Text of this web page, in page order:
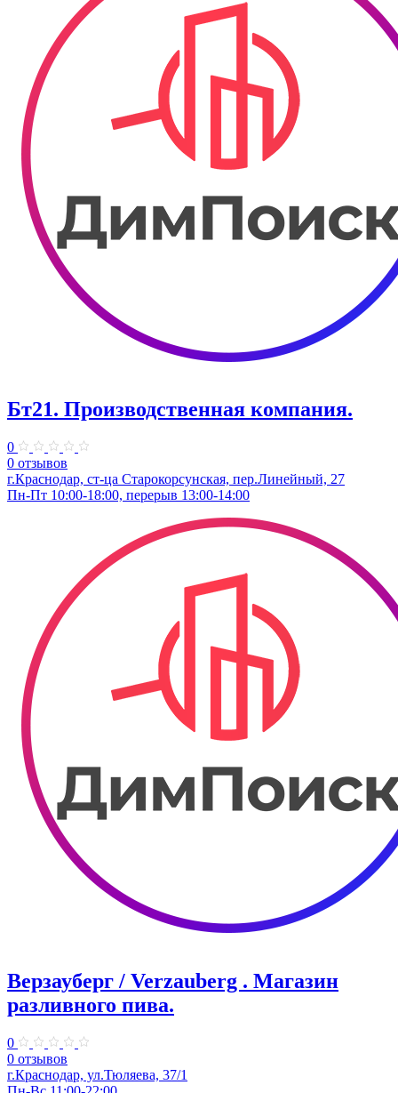
Бт21. Производственная компания.
0
0 отзывов
г.Краснодар, ст-ца Старокорсунская, пер.Линейный, 27
Пн-Пт 10:00-18:00, перерыв 13:00-14:00
Верзауберг / Verzauberg . Магазин
разливного пива.
0
0 отзывов
г.Краснодар, ул.Тюляева, 37/1